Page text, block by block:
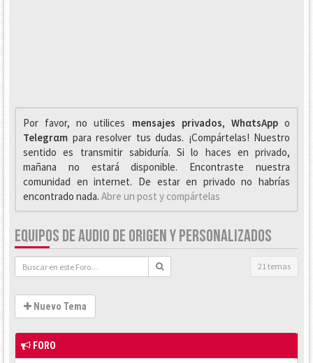
Por favor, no utilices mensajes privados, WhαtsAppo
Telegrαm para resolver tus dudas. ¡Compártelas! Nuestro
sentido es transmitir sabiduría. Si lo haces en privado,
mañana no estará disponible. Encontraste nuestra
comunidad en internet. De estar en privado no habrías
encontrado nada. Abre un post y compártelas
EQUIPOS DE AUDIO DE ORIGEN Y PERSONALIZADOS
21 temas
Nuevo Tema
FORO